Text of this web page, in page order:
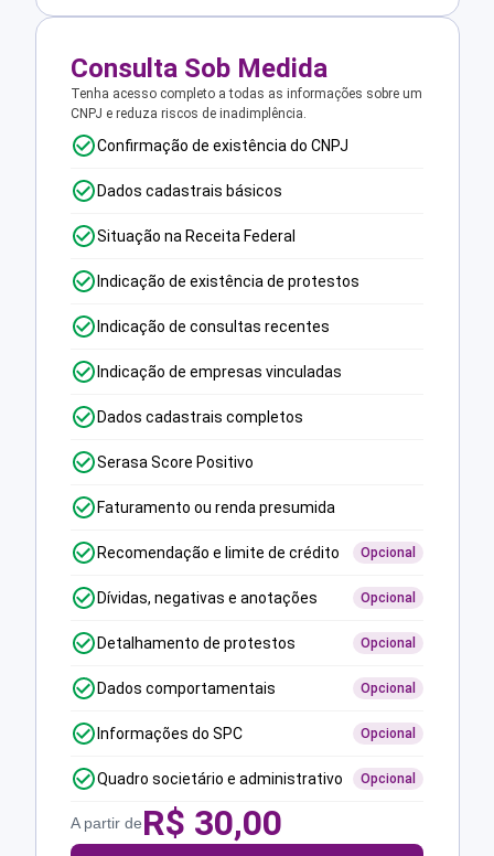
Consulta Sob Medida
Tenha acesso completo a todas as informações sobre um
CNPJ e reduza riscos de inadimplência.
Confirmação de existência do CNPJ
Dados cadastrais básicos
Situação na Receita Federal
Indicação de existência de protestos
Indicação de consultas recentes
Indicação de empresas vinculadas
Dados cadastrais completos
Serasa Score Positivo
Faturamento ou renda presumida
Recomendação e limite de crédito Opcional
Dívidas, negativas e anotações Opcional
Detalhamento de protestos Opcional
Dados comportamentais Opcional
Informações do SPC Opcional
Quadro societário e administrativo Opcional
A partir deR$ 30,00